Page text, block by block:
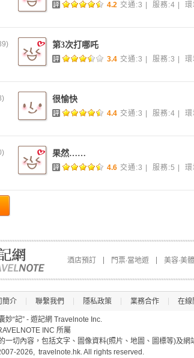
4.2 交通:3 | 服務:4 |
第3次打哪吒
3.4 交通:3 | 服務:3 |
很愉快
4.4 交通:3 | 服務:4 |
果然……
4.6 交通:3 | 服務:5 |
酒店預訂 門票∙當地遊 美容∙美體
簡介 聯繫我們 隱私政策 業務合作 在線
妙“記” - 遊記網 Travelnote Inc.
INC 所屬
一切內容，包括文字、圖像資料(照片、地圖、圖標等)及
2026, travelnote.hk. All rights reserved.